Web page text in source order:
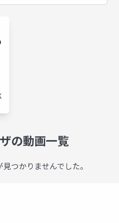
の動画一覧
つかりませんでした。